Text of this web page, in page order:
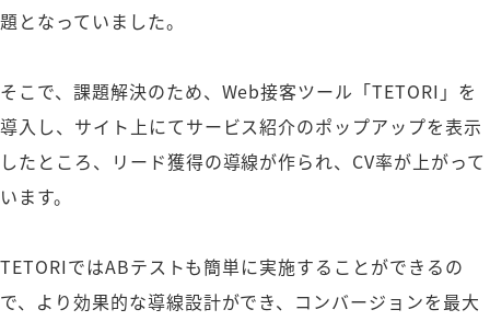
題となっていました。
そこで、課題解決のため、Web接客ツール「TETORI」を
導入し、サイト上にてサービス紹介のポップアップを表示
したところ、リード獲得の導線が作られ、CV率が上がって
います。
TETORIではABテストも簡単に実施することができるの
で、より効果的な導線設計ができ、コンバージョンを最大